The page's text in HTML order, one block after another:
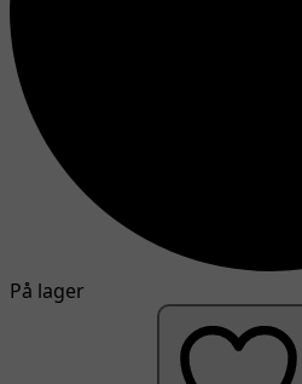
På lager